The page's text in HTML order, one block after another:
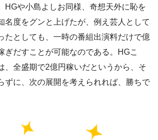
HGや小島よしお同様、奇想天外に恥を
名度をグンと上げたが、例え芸人として
たとしても、一時の番組出演料だけで億
ぎだすことが可能なのである。HGこ
、全盛期で2億円稼いだというから、そ
ずに、次の展開を考えられれば、勝ちで